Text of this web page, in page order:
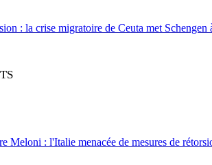
: la crise migratoire de Ceuta met Schengen
Meloni : l'Italie menacée de mesures de